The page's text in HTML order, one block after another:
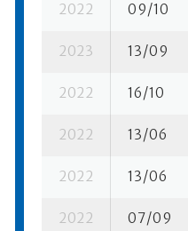
2022 09/10
2023 13/09
2022 16/10
2022 13/06
2022 13/06
2022 07/09